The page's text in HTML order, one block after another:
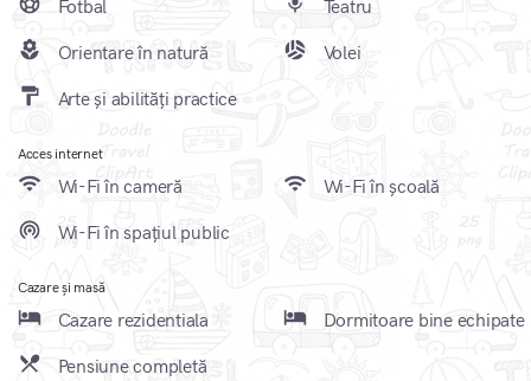
Fotbal Teatru
local_florist Orientare în natură sports_volleyball Volei
format_paint Arte și abilități practice
Acces internet
wifi Wi-Fi în cameră wifi Wi-Fi în școală
wifi_tethering Wi-Fi în spațiul public
Cazare și masă
local_hotel Cazare rezidentiala local_hotel Dormitoare bine echipate
local_dining Pensiune completă